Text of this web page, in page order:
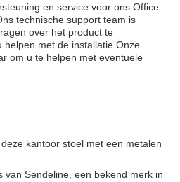
en service voor ons Office
technische support team is
over het product te
helpen met de installatie.Onze
om u te helpen met eventuele
kantoor stoel met een metalen
van Sendeline, een bekend merk in